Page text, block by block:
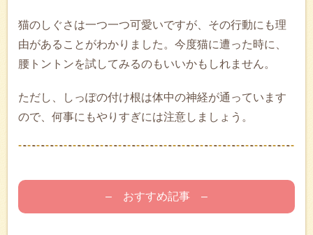
猫のしぐさは一つ一つ可愛いですが、その行動にも理
由があることがわかりました。今度猫に遭った時に、
腰トントンを試してみるのもいいかもしれません。
ただし、しっぽの付け根は体中の神経が通っています
ので、何事にもやりすぎには注意しましょう。
– おすすめ記事 –